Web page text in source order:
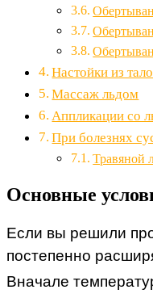
Настойки из
Массаж льдом
Аппликации со
При болезнях
Травяной
Основные
Если вы решили
постепенно
Вначале